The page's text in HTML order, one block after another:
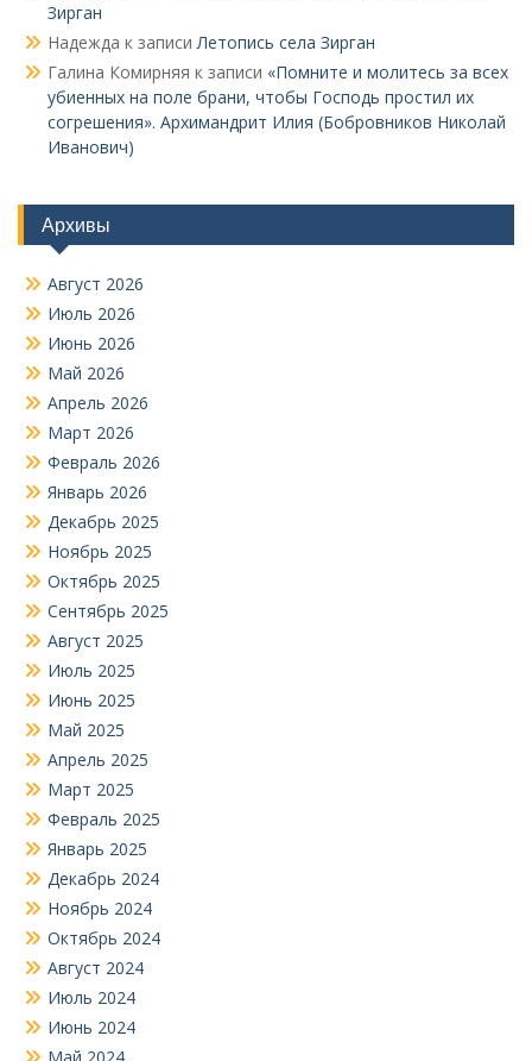
Зирган
Надежда к записиЛетопись села Зирган
Галина Комирняя к записи «Помните и молитесь за всех
убиенных на поле брани, чтобы Господь простил их
согрешения». Архимандрит Илия (Бобровников Николай
Иванович)
Архивы
Август 2026
Июль 2026
Июнь 2026
Май 2026
Апрель 2026
Март 2026
Февраль 2026
Январь 2026
Декабрь 2025
Ноябрь 2025
Октябрь 2025
Сентябрь 2025
Август 2025
Июль 2025
Июнь 2025
Май 2025
Апрель 2025
Март 2025
Февраль 2025
Январь 2025
Декабрь 2024
Ноябрь 2024
Октябрь 2024
Август 2024
Июль 2024
Июнь 2024